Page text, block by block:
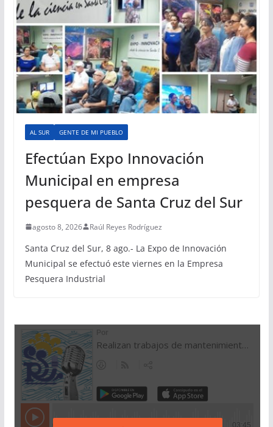
AL SUR GENTE DE MI PUEBLO
Efectúan Expo Innovación
Municipal en empresa
pesquera de Santa Cruz del Sur
agosto 8, 2026 Raúl Reyes Rodríguez
Santa Cruz del Sur, 8 ago.- La Expo de Innovación
Municipal se efectuó este viernes en la Empresa
Pesquera Industrial